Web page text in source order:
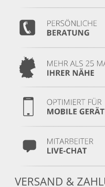
VERSAND &